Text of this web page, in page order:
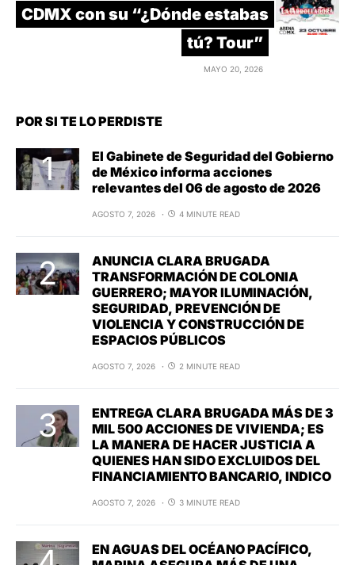
CDMX con su “¿Dónde estabas
tú? Tour”
MAYO 20, 2026
POR SI TE LO PERDISTE
El Gabinete de Seguridad del Gobierno
de México informa acciones
relevantes del 06 de agosto de 2026
AGOSTO 7, 2026 4 MINUTE READ
ANUNCIA CLARA BRUGADA
TRANSFORMACIÓN DE COLONIA
GUERRERO; MAYOR ILUMINACIÓN,
SEGURIDAD, PREVENCIÓN DE
VIOLENCIA Y CONSTRUCCIÓN DE
ESPACIOS PÚBLICOS
AGOSTO 7, 2026 2 MINUTE READ
ENTREGA CLARA BRUGADA MÁS DE 3
MIL 500 ACCIONES DE VIVIENDA; ES
LA MANERA DE HACER JUSTICIA A
QUIENES HAN SIDO EXCLUIDOS DEL
FINANCIAMIENTO BANCARIO, INDICO
AGOSTO 7, 2026 3 MINUTE READ
EN AGUAS DEL OCÉANO PACÍFICO,